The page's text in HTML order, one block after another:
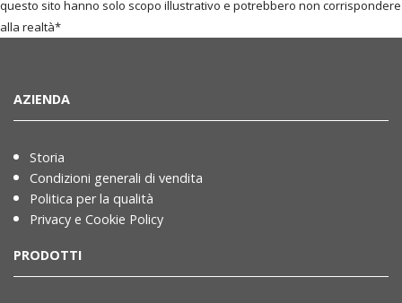
questo sito hanno solo scopo illustrativo e potrebbero non corrispondere
alla realtà*
AZIENDA
Storia
Condizioni generali di vendita
Politica per la qualità
Privacy e Cookie Policy
PRODOTTI